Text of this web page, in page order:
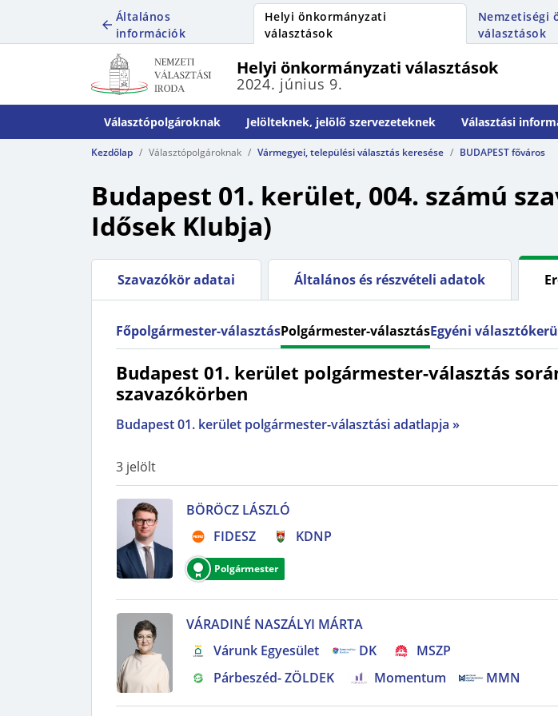
Általános
információk
Helyi önkormányzati
választások
Nemzetiségi
választások
Helyi önkormányzati választások
2024. június 9.
Választópolgároknak Jelölteknek, jelölő szervezeteknek Választási
Kezdőlap Választópolgároknak Vármegyei, települési választás keresése BUDAPEST főváros
Budapest 01. kerület, 004. számú
Idősek Klubja)
Szavazókör adatai Általános és részvételi adatok
Főpolgármester-választásPolgármester-választásEgyéni
Budapest 01. kerület polgármester-választás
szavazókörben
Budapest 01. kerület polgármester-választási adatlapja »
3 jelölt
BÖRÖCZ LÁSZLÓ
FIDESZ
KDNP
Polgármester
VÁRADINÉ NASZÁLYI MÁRTA
Várunk Egyesület
DK
MSZP
Párbeszéd- ZÖLDEK
Momentum MMN